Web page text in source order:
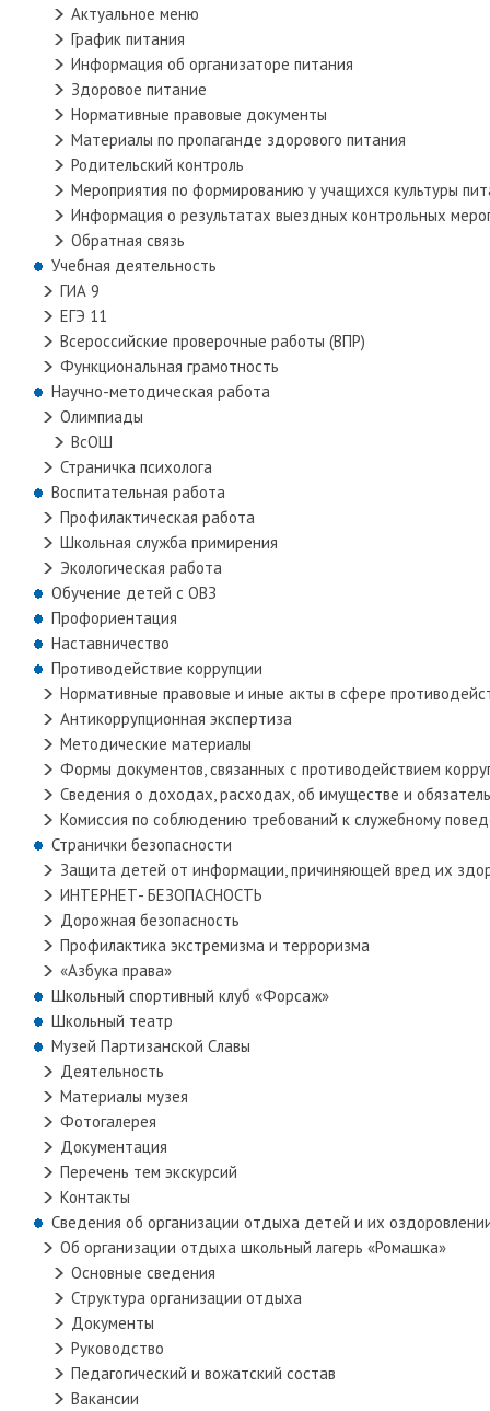
Актуальное меню
График питания
Информация об организаторе питания
Здоровое питание
Нормативные правовые документы
Материалы по пропаганде здорового питания
Родительский контроль
Мероприятия по формированию у учащихся культуры
Информация о результатах выездных контрольных
Обратная связь
Учебная деятельность
ГИА 9
ЕГЭ 11
Всероссийские проверочные работы (ВПР)
Функциональная грамотность
Научно-методическая работа
Олимпиады
ВсОШ
Страничка психолога
Воспитательная работа
Профилактическая работа
Школьная служба примирения
Экологическая работа
Обучение детей с ОВЗ
Профориентация
Наставничество
Противодействие коррупции
Нормативные правовые и иные акты в сфере
Антикоррупционная экспертиза
Методические материалы
Формы документов, связанных с противодействием
Сведения о доходах, расходах, об имуществе и
Комиссия по соблюдению требований к служебному
Странички безопасности
Защита детей от информации, причиняющей вред их
ИНТЕРНЕТ- БЕЗОПАСНОСТЬ
Дорожная безопасность
Профилактика экстремизма и терроризма
«Азбука права»
Школьный спортивный клуб «Форсаж»
Школьный театр
Музей Партизанской Славы
Деятельность
Материалы музея
Фотогалерея
Документация
Перечень тем экскурсий
Контакты
Сведения об организации отдыха детей и их
Об организации отдыха школьный лагерь «Ромашка»
Основные сведения
Структура организации отдыха
Документы
Руководство
Педагогический и вожатский состав
Вакансии